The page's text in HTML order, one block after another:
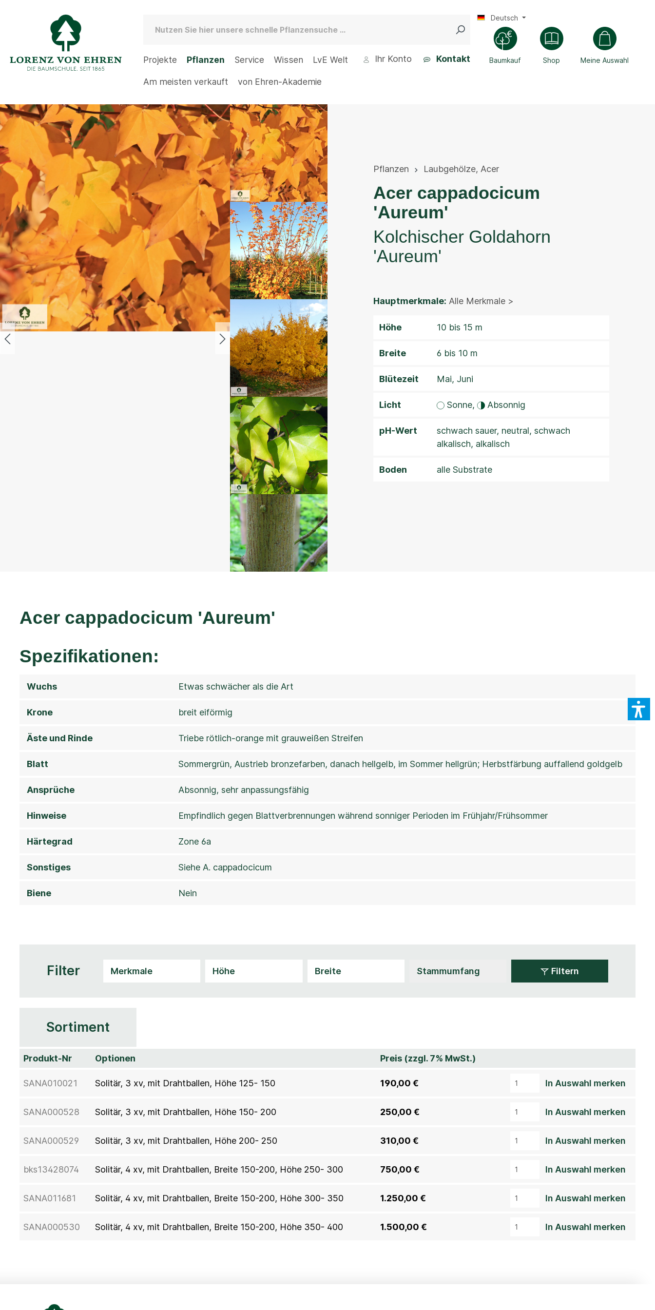
Projekte Pflanzen Service Wissen LvE Welt
Am meisten verkauft von Ehren-Akademie
Ihr Konto Kontakt Baumkauf Shop Meine Auswahl
Deutsch
Pflanzen Laubgehölze, Acer
Acer cappadocicum
'Aureum'
Kolchischer Goldahorn
'Aureum'
Hauptmerkmale: Alle Merkmale >
Höhe 10 bis 15 m
Breite 6 bis 10 m
Blütezeit Mai, Juni
Licht Sonne, Absonnig
pH-Wert
schwach sauer, neutral, schwach
alkalisch, alkalisch
Boden alle Substrate
Acer cappadocicum 'Aureum'
Spezifikationen:
Wuchs Etwas schwächer als die Art
Krone breit eiförmig
Äste und Rinde Triebe rötlich-orange mit grauweißen Streifen
Blatt Sommergrün, Austrieb bronzefarben, danach hellgelb, im Sommer hellgrün; Herbstfärbung auffallend goldgelb
Ansprüche Absonnig, sehr anpassungsfähig
Hinweise Empfindlich gegen Blattverbrennungen während sonniger Perioden im Frühjahr/Frühsommer
Härtegrad Zone 6a
Sonstiges Siehe A. cappadocicum
Biene Nein
Filter Filtern
Sortiment
Produkt-Nr Optionen Preis (zzgl. 7% MwSt.)
SANA010021 Solitär, 3 xv, mit Drahtballen, Höhe 125- 150 190,00 € In Auswahl merken
SANA000528 Solitär, 3 xv, mit Drahtballen, Höhe 150- 200 250,00 € In Auswahl merken
SANA000529 Solitär, 3 xv, mit Drahtballen, Höhe 200- 250 310,00 € In Auswahl merken
bks13428074 Solitär, 4 xv, mit Drahtballen, Breite 150-200, Höhe 250- 300 750,00 € In Auswahl merken
SANA011681 Solitär, 4 xv, mit Drahtballen, Breite 150-200, Höhe 300- 350 1.250,00 € In Auswahl merken
SANA000530 Solitär, 4 xv, mit Drahtballen, Breite 150-200, Höhe 350- 400 1.500,00 € In Auswahl merken